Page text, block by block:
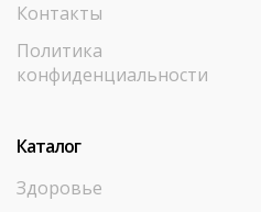
Контакты
Политика
конфиденциальности
Каталог
Здоровье